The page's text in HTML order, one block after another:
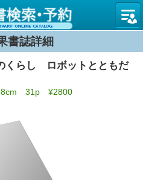
名古屋
書誌詳細
くらし ロボットとともだ
31p ¥2800